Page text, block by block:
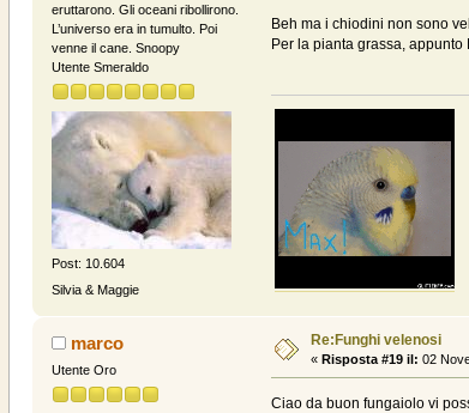
eruttarono. Gli oceani ribollirono.
L’universo era in tumulto. Poi
venne il cane. Snoopy
Utente Smeraldo
Post: 10.604
Silvia & Maggie
Beh ma i chiodini non sono
Per la pianta grassa,
marco
Utente Oro
Re:Funghi velenosi
« Risposta #19 il: 02
Ciao da buon fungaiolo vi